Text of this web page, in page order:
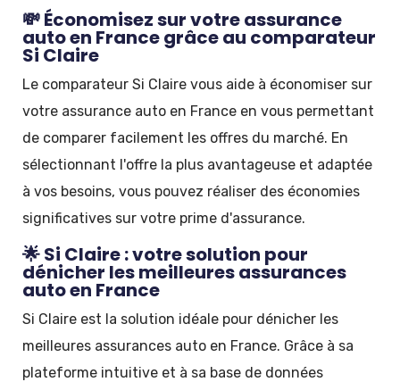
💸 Économisez sur votre assurance
auto en France grâce au comparateur
Si Claire
Le comparateur Si Claire vous aide à économiser sur
votre assurance auto en France en vous permettant
de comparer facilement les offres du marché. En
sélectionnant l'offre la plus avantageuse et adaptée
à vos besoins, vous pouvez réaliser des économies
significatives sur votre prime d'assurance.
🌟 Si Claire : votre solution pour
dénicher les meilleures assurances
auto en France
Si Claire est la solution idéale pour dénicher les
meilleures assurances auto en France. Grâce à sa
plateforme intuitive et à sa base de données